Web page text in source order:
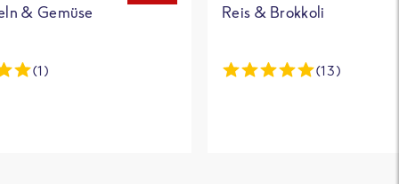
& Gemüse
(1)
Reis & Brokkoli
(13)